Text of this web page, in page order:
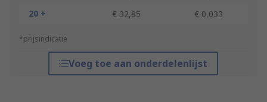
20 +
€ 32,85 € 0,033
*prijsindicatie
Voeg toe aan onderdelenlijst